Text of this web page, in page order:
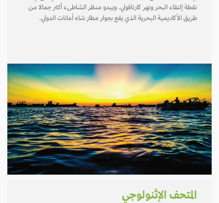
نقطة إلتقاء البحر ونهر كارنافولي. ويبدو منظر الشاطىء أكثر جمالا من
طريق الأكاديمية البحرية الذي يقع بجوار مطار شاه أمانات الدولي.
المتحف الإثنولوجي